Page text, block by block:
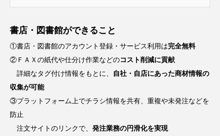
書店・図書館ができること
①書店・図書館のアカウント登録・サービス利用は完全無料
②ＦＡＸの紙代や仕分け作業などのコスト削減に貢献
詳細なタグ付け情報をもとに、
自社・自店にあった商材情報の
収集が可能
③プラットフォーム上でチラシ情報を共有、重複や未発注などを
防止
注文サイトのリンクで、 発注業務の円滑化を実現